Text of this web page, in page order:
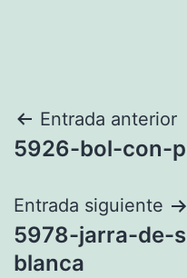
Navegación
de
entradas
Entrada anterior
5926-bol-con-
Entrada siguiente
5978-jarra-de-
blanca